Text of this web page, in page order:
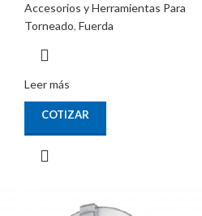
Accesorios y Herramientas Para
Torneado, Fuerda
Leer más
COTIZAR